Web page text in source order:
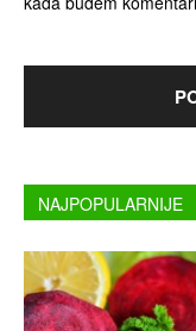
NAJPOPULARNIJE